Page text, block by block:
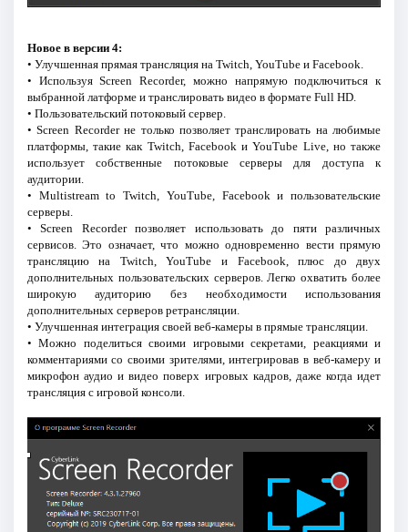
Новое в версии 4:
• Улучшенная прямая трансляция на Twitch, YouTube и Facebook.
• Используя Screen Recorder, можно напрямую подключиться к
выбранной латформе и транслировать видео в формате Full HD.
• Пользовательский потоковый сервер.
• Screen Recorder не только позволяет транслировать на любимые
платформы, такие как Twitch, Facebook и YouTube Live, но также
использует собственные потоковые серверы для доступа к
аудитории.
• Multistream to Twitch, YouTube, Facebook и пользовательские
серверы.
• Screen Recorder позволяет использовать до пяти различных
сервисов. Это означает, что можно одновременно вести прямую
трансляцию на Twitch, YouTube и Facebook, плюс до двух
дополнительных пользовательских серверов. Легко охватить более
широкую аудиторию без необходимости использования
дополнительных серверов ретрансляции.
• Улучшенная интеграция своей веб-камеры в прямые трансляции.
• Можно поделиться своими игровыми секретами, реакциями и
комментариями со своими зрителями, интегрировав в веб-камеру и
микрофон аудио и видео поверх игровых кадров, даже когда идет
трансляция с игровой консоли.